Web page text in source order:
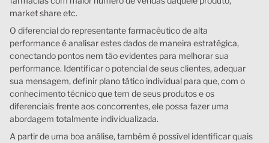
market share etc.
O diferencial do representante farmacêutico de alta
performance é analisar estes dados de maneira estratégica,
conectando pontos nem tão evidentes para melhorar sua
performance. Identificar o potencial de seus clientes, adequar
sua mensagem, definir plano tático individual para que, com o
conhecimento técnico que tem de seus produtos e os
diferenciais frente aos concorrentes, ele possa fazer uma
abordagem totalmente individualizada.
A partir de uma boa análise, também é possível identificar quais